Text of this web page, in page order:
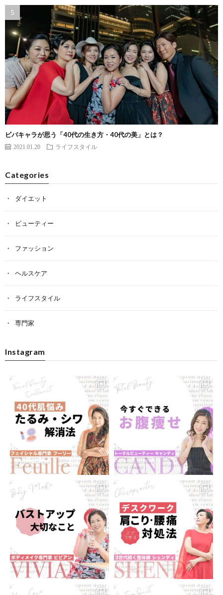
ビバキャラが思う「40代の生き方・40代の美」とは？
2021.01.20 ライフスタイル
Categories
ダイエット
ビューティー
ファッション
ヘルスケア
ライフスタイル
専門家
Instagram